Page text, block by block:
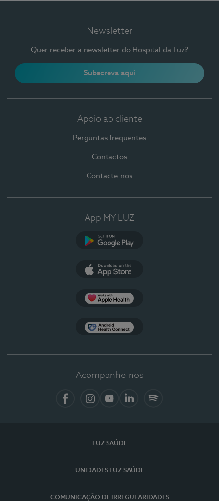
Newsletter
Quer receber a newsletter do Hospital da Luz?
Subscreva aqui
Apoio ao cliente
Perguntas frequentes
Contactos
Contacte-nos
App MY LUZ
Acompanhe-nos
LUZ SAÚDE
UNIDADES LUZ SAÚDE
COMUNICAÇÃO DE IRREGULARIDADES